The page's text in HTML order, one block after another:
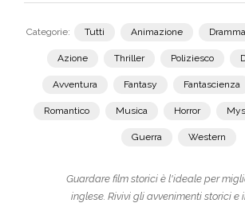
Categorie: Tutti Animazione Dramma
Azione Thriller Poliziesco
Avventura Fantasy Fantascienza
Romantico Musica Horror
Guerra Western
Guardare film storici è l'ideale per
inglese. Rivivi gli avvenimenti storici e